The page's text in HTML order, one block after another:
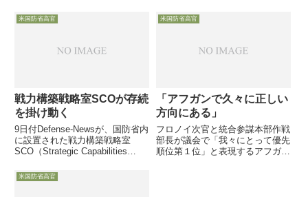
開発室）が取り組む「小型無人機
の群れ」試験・開発の状況を、
だったのか・・・８月２７日、米
ミサイル防衛庁長官オライリー陸
インタビュ...
米国防省高官
戦力構築戦略室SCOが存続
を掛け動く
9日付Defense-Newsが、国防省内
に設置された戦力構築戦略室
SCO（Strategic Capabilities
タビューを掲載し、次期政権での
生き残りを掛けてSCOが活動を
米国防省高官
「アフガンで久々に正しい
方向にある」
フロノイ次官と統合参謀本部作戦
部長が議会で「我々にとって優先
順位第１位」と表現するアフガン
米国防省高官